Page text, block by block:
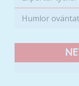
Humlor